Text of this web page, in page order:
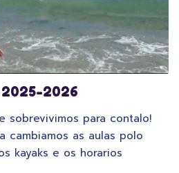
2025-2026
sobrevivimos para contalo!
cambiamos as aulas polo
kayaks e os horarios